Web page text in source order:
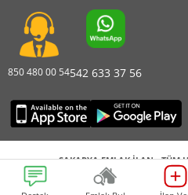
850 480 00 54542 633 37 56
SAKARYA EMLAK İLAN - TÜM